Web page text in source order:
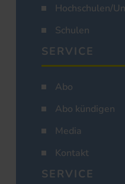
Hochschulen/
Schulen
SERVICE
Abo
Abo kündigen
Media
Kontakt
SERVICE